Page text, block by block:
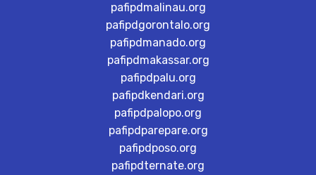
pafipdmalinau.org
pafipdgorontalo.org
pafipdmanado.org
pafipdmakassar.org
pafipdpalu.org
pafipdkendari.org
pafipdpalopo.org
pafipdparepare.org
pafipdposo.org
pafipdternate.org